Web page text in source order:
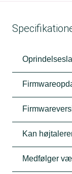
Kan
Medfølger